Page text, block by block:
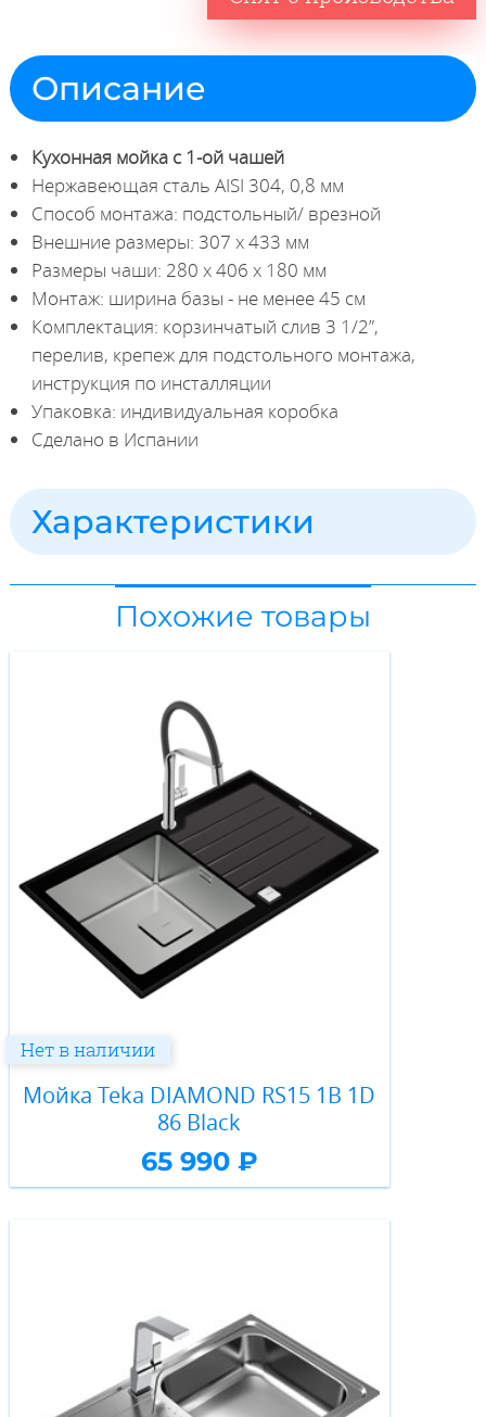
Описание
Кухонная мойка с 1-ой чашей
Нержавеющая сталь AISI 304, 0,8 мм
Способ монтажа: подстольный/ врезной
Внешние размеры: 307 x 433 мм
Размеры чаши: 280 х 406 х 180 мм
Монтаж: ширина базы - не менее 45 см
Комплектация: корзинчатый слив 3 1/2”,
перелив, крепеж для подстольного монтажа,
инструкция по инсталляции
Упаковка: индивидуальная коробка
Сделано в Испании
Характеристики
Похожие товары
Мойка Teka DIAMOND RS15 1B 1D
86 Black
65 990 ₽
Нет в наличии